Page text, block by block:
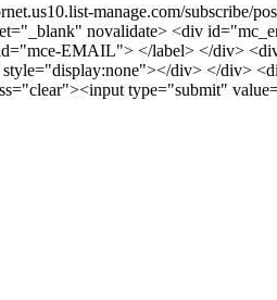
manage.com/subscribe/
novalidate> <div
EMAIL"> </label> </div>
div> </div>
type="submit"